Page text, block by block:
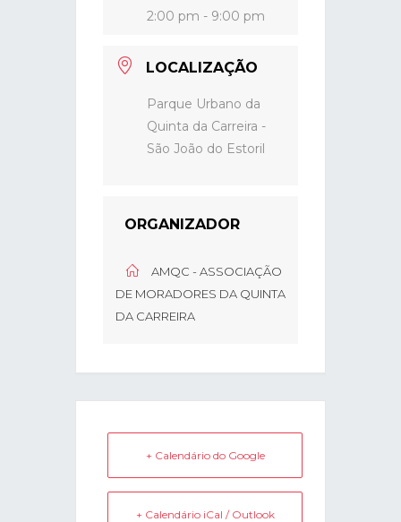
2:00 pm - 9:00 pm
LOCALIZAÇÃO
Parque Urbano da
Quinta da Carreira -
São João do Estoril
ORGANIZADOR
AMQC - ASSOCIAÇÃO
DE MORADORES DA QUINTA
DA CARREIRA
+ Calendário do Google
+ Calendário iCal / Outlook